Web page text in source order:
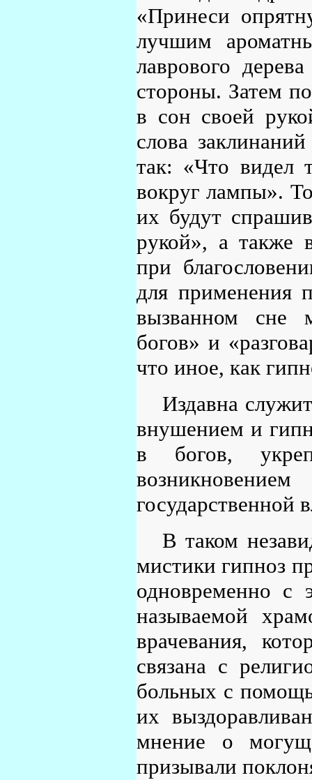
«Принеси
лучшим
лаврового
стороны. Затем
в сон своей
слова
так: «Что видел
вокруг лампы».
их будут
рукой», а также
при
для применения
вызванном сне
богов» и
что иное, как
Издавна
внушением и
в богов,
государственной
В таком
мистики гипноз
одновременно с
называемой
врачевания,
связана с
больных с
их
мнение о
призывали